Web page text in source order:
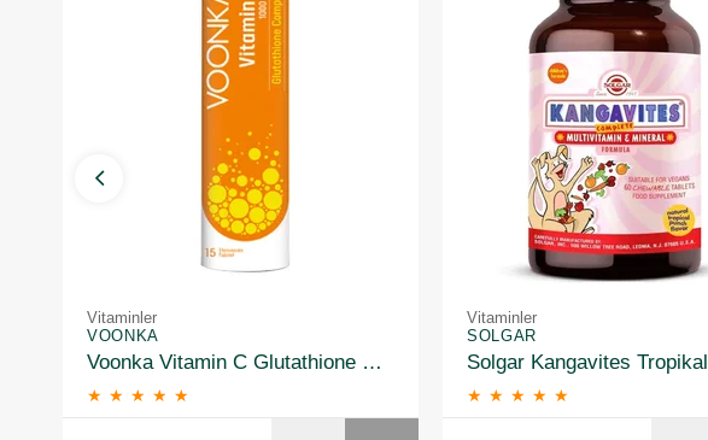
Vitaminler
VOONKA
Voonka Vitamin C Glutathione Complex Efervesan 15 Tablet
★ ★ ★ ★ ★
Vitaminler
SOLGAR
★ ★ ★ ★ ★